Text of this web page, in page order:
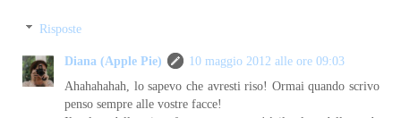
Risposte
Diana (Apple Pie)
10 maggio 2012 alle ore 09:03
Ahahahahah, lo sapevo che avresti riso! Ormai quando scrivo
penso sempre alle vostre facce!